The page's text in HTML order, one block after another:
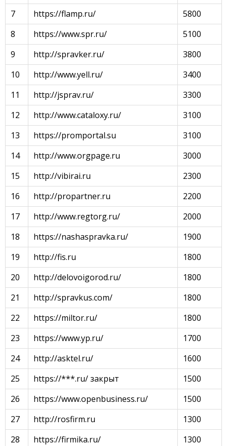
7
https://flamp.ru/
5800
8
https://www.spr.ru/
5100
9
http://spravker.ru/
3800
10
http://www.yell.ru/
3400
11
http://jsprav.ru/
3300
12
http://www.cataloxy.ru/
3100
13
https://promportal.su
3100
14
http://www.orgpage.ru
3000
15
http://vibirai.ru
2300
16
http://propartner.ru
2200
17
http://www.regtorg.ru/
2000
18
https://nashaspravka.ru/
1900
19
http://fis.ru
1800
20
http://delovoigorod.ru/
1800
21
http://spravkus.com/
1800
22
https://miltor.ru/
1800
23
https://www.yp.ru/
1700
24
http://asktel.ru/
1600
25
https://***.ru/ закрыт
1500
26
https://www.openbusiness.ru/
1500
27
http://rosfirm.ru
1300
28
https://firmika.ru/
1300